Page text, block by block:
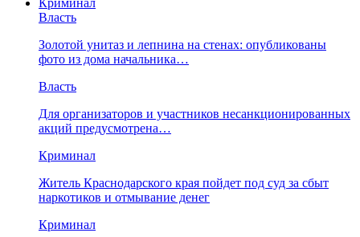
Криминал
Власть
​Золотой унитаз и лепнина на стенах: опубликованы
фото из дома начальника…
Власть
Для организаторов и участников несанкционированных
акций предусмотрена…
Криминал
Житель Краснодарского края пойдет под суд за сбыт
наркотиков и отмывание денег
Криминал